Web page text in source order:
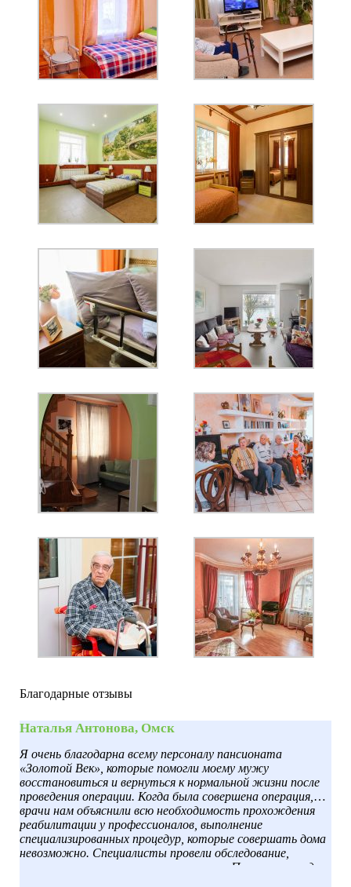
Благодарные отзывы
Наталья Антонова, Омск
Я очень благодарна всему персоналу пансионата
«Золотой Век», которые помогли моему мужу
восстановиться и вернуться к нормальной жизни после
проведения операции. Когда была совершена операция,
врачи нам объяснили всю необходимость прохождения
реабилитации у профессионалов, выполнение
специализированных процедур, которые совершать дома
невозможно. Специалисты провели обследование,
составили программу восстановления. Помимо процедур,